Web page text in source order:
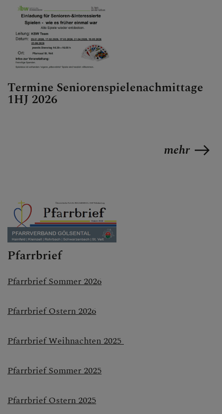
Termine Seniorenspielenachmittage
1HJ 2026
mehr
Pfarrbrief
Pfarrbrief Sommer 2026
Pfarrbrief Ostern 2026
Pfarrbrief Weihnachten 2025
Pfarrbrief Sommer 2025
Pfarrbrief Ostern 2025